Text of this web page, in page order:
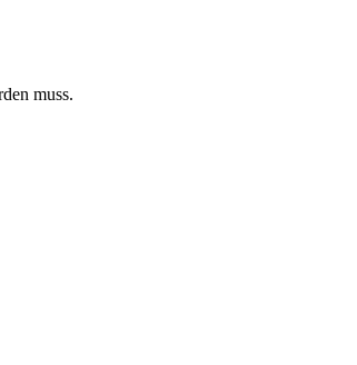
muss.